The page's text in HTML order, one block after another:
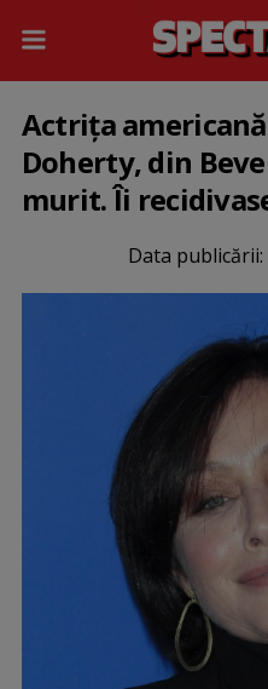
Actriţa
Doherty, din
murit. Îi
Data publicării: